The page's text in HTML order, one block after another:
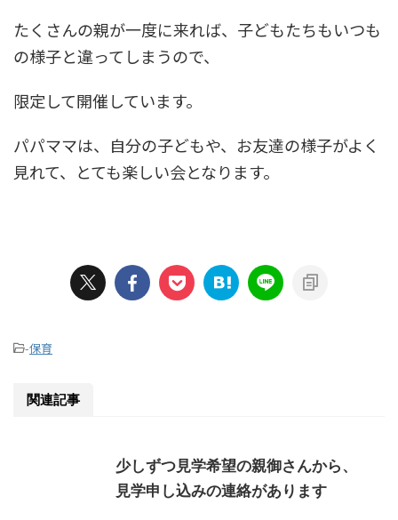
たくさんの親が一度に来れば、子どもたちもいつも
の様子と違ってしまうので、
限定して開催しています。
パパママは、自分の子どもや、お友達の様子がよく
見れて、とても楽しい会となります。
-保育
関連記事
少しずつ見学希望の親御さんから、
見学申し込みの連絡があります